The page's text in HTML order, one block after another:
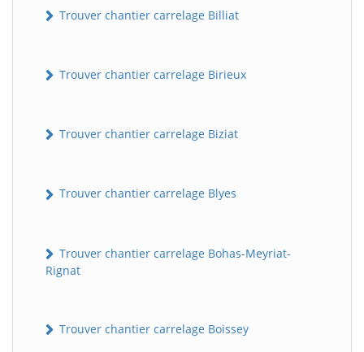
Trouver chantier carrelage Billiat
Trouver chantier carrelage Birieux
Trouver chantier carrelage Biziat
Trouver chantier carrelage Blyes
Trouver chantier carrelage Bohas-Meyriat-
Rignat
Trouver chantier carrelage Boissey